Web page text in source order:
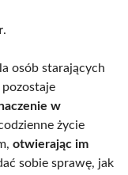
.
osób starających
w
życie
otwierając im
sobie sprawę, jak